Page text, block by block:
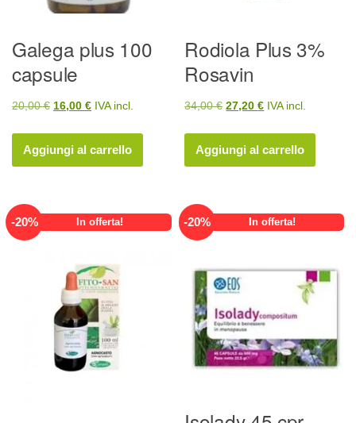
Galega plus 100
capsule
20,00€ Il
originale
era:
16,00 €Il
attuale
è:
IVA incl.
Aggiungi al carrello
Rodiola Plus 3%
Rosavin
34,00€ Il
originale
era:
27,20€Il
attuale
è:
IVA incl.
Aggiungi al carrello
-20% In offerta! -20% In offerta!